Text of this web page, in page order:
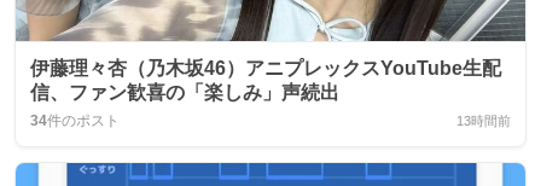
伊藤理々杏（乃木坂46）アニプレックスYouTube生配
信、ファン歓喜の「楽しみ」声続出
34件のポスト 13時間前